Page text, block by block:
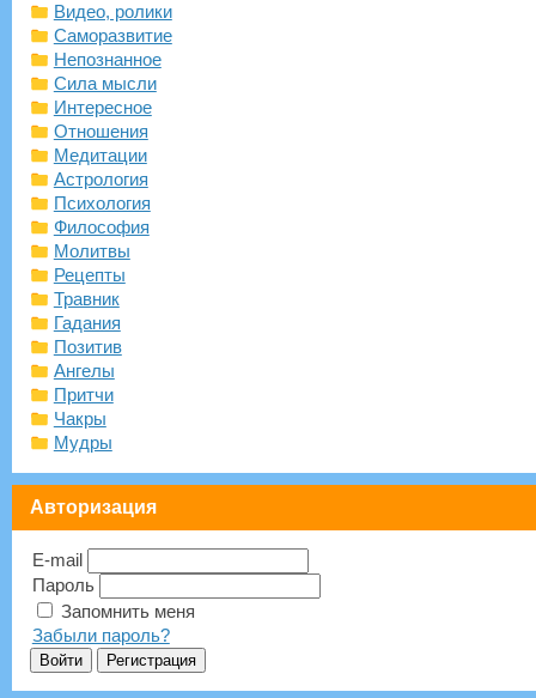
Видео, ролики
Саморазвитие
Непознанное
Сила мысли
Интересное
Отношения
Медитации
Астрология
Психология
Философия
Молитвы
Рецепты
Травник
Гадания
Позитив
Ангелы
Притчи
Чакры
Мудры
Авторизация
E-mail
Пароль
Запомнить меня
Забыли пароль?